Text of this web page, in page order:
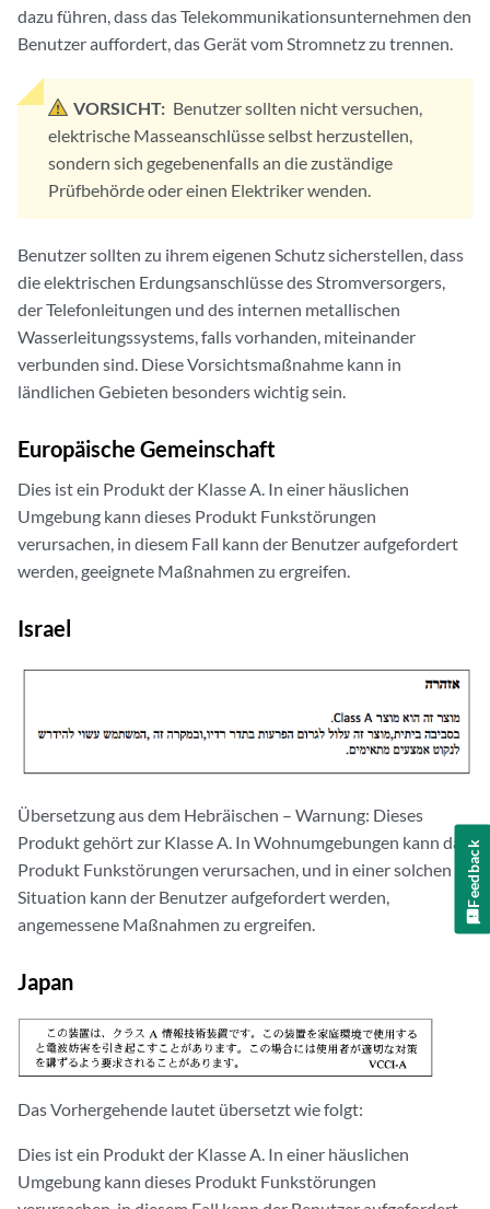
dazu führen, dass das Telekommunikationsunternehmen den
Benutzer auffordert, das Gerät vom Stromnetz zu trennen.
VORSICHT: Benutzer sollten nicht versuchen,
elektrische Masseanschlüsse selbst herzustellen,
sondern sich gegebenenfalls an die zuständige
Prüfbehörde oder einen Elektriker wenden.
Benutzer sollten zu ihrem eigenen Schutz sicherstellen, dass
die elektrischen Erdungsanschlüsse des Stromversorgers,
der Telefonleitungen und des internen metallischen
Wasserleitungssystems, falls vorhanden, miteinander
verbunden sind. Diese Vorsichtsmaßnahme kann in
ländlichen Gebieten besonders wichtig sein.
Europäische Gemeinschaft
Dies ist ein Produkt der Klasse A. In einer häuslichen
Umgebung kann dieses Produkt Funkstörungen
verursachen, in diesem Fall kann der Benutzer aufgefordert
werden, geeignete Maßnahmen zu ergreifen.
Israel
Übersetzung aus dem Hebräischen – Warnung: Dieses
Produkt gehört zur Klasse A. In Wohnumgebungen kann das
Produkt Funkstörungen verursachen, und in einer solchen
Situation kann der Benutzer aufgefordert werden,
angemessene Maßnahmen zu ergreifen.
Japan
Das Vorhergehende lautet übersetzt wie folgt:
Dies ist ein Produkt der Klasse A. In einer häuslichen
Umgebung kann dieses Produkt Funkstörungen
Feedback